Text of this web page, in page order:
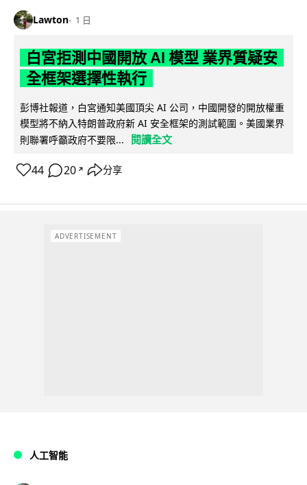
Lawton 1 日
白宮拒測中國開放 AI 模型 業界質疑安
全框架選擇性執行
彭博社報道，白宮通知美國頂尖 AI 公司，中國開發的開放權重
模型將不納入特朗普政府新 AI 安全框架的測試範圍。美國業界
則聯署呼籲政府不要限...
閱讀全文
44 20 ↗ 分享
ADVERTISEMENT
人工智能